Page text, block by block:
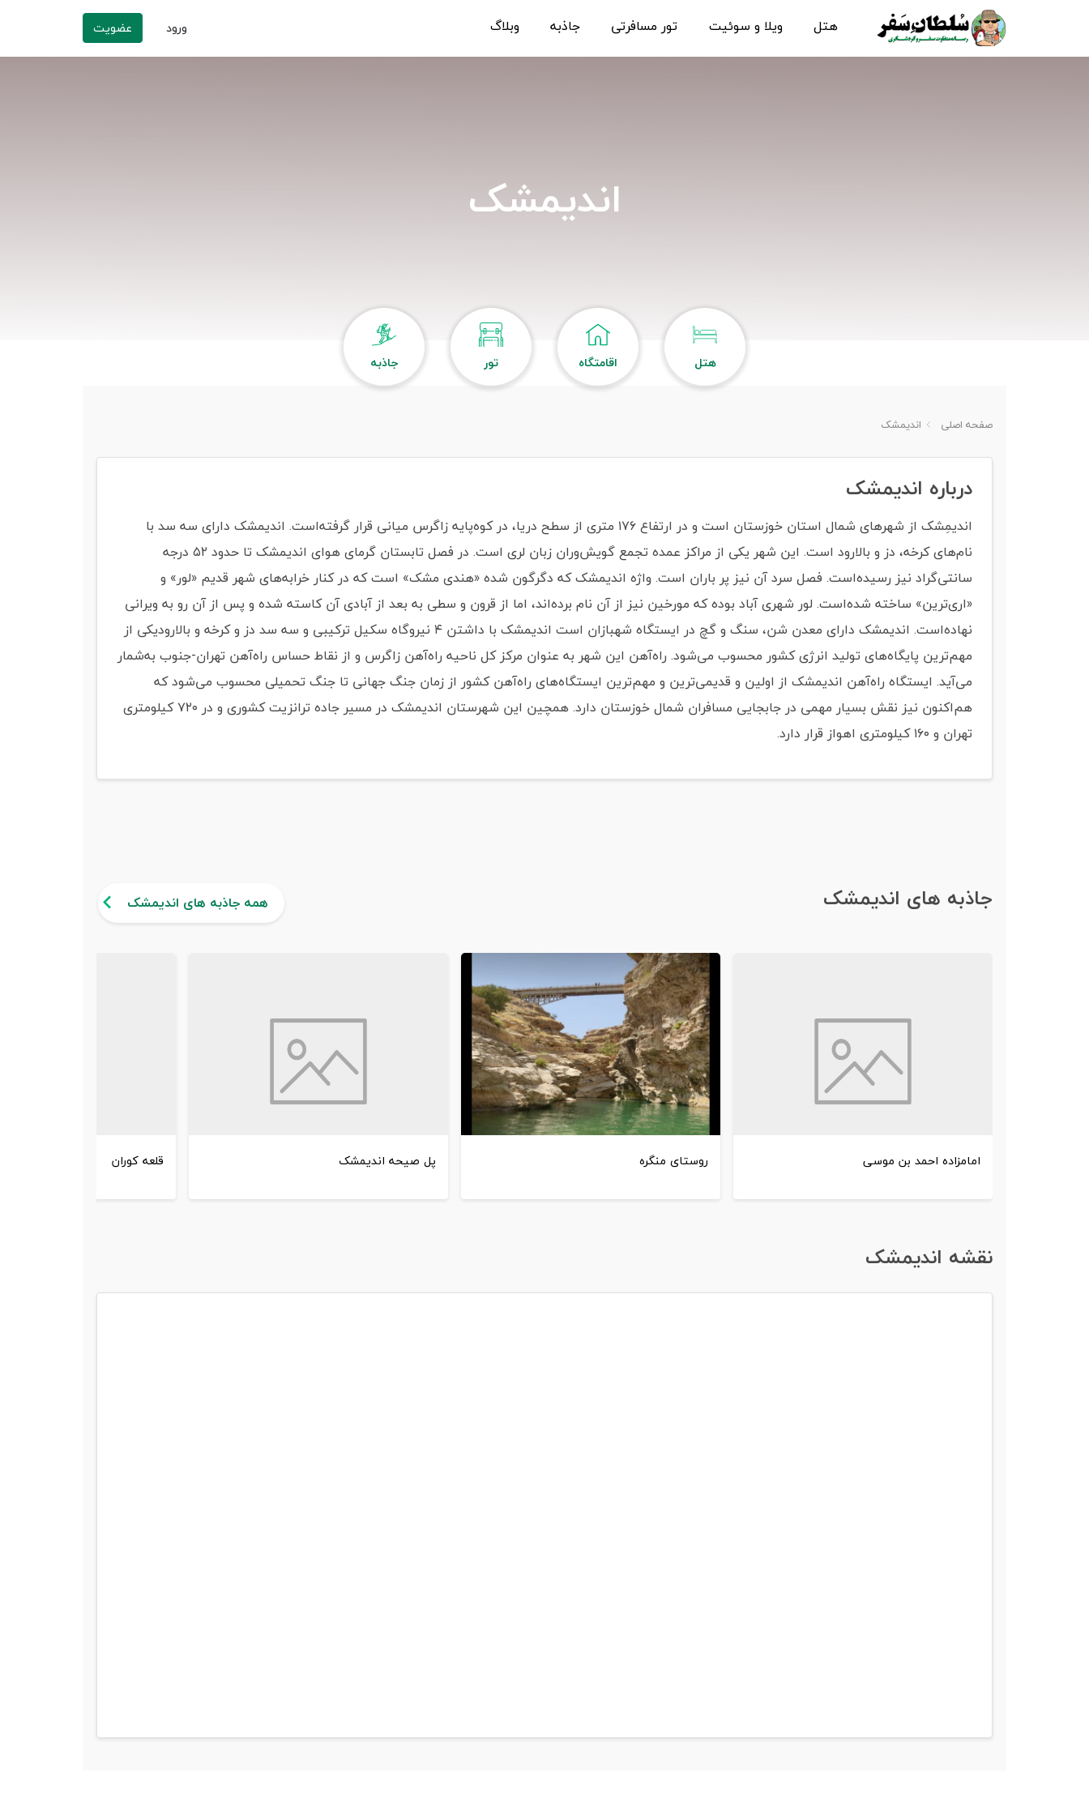
هتل ویلا و سوئیت تور مسافرتی جاذبه وبلاگ ورود عضویت
اندیمشک
هتل اقامتگاه تور جاذبه
صفحه اصلی اندیمشک
درباره اندیمشک
اندیمِشک از شهرهای شمال استان خوزستان است و در ارتفاع ۱۷۶ متری از سطح دریا، در کوه‌پایه زاگرس میانی قرار گرفته‌است. اندیمشک دارای سه سد با
نام‌های کرخه، دز و بالارود است. این شهر یکی از مراکز عمده تجمع گویش‌وران زبان لری است. در فصل تابستان گرمای هوای اندیمشک تا حدود ۵۲ درجه
سانتی‌گراد نیز رسیده‌است. فصل سرد آن نیز پر باران است. واژه اندیمشک که دگرگون شده «هندی مشک» است که در کنار خرابه‌های شهر قدیم «لور» و
«اری‌ترین» ساخته شده‌است. لور شهری آباد بوده که مورخین نیز از آن نام برده‌اند، اما از قرون و سطی به بعد از آبادی آن کاسته شده و پس از آن رو به ویرانی
نهاده‌است. اندیمشک دارای معدن شن، سنگ و گچ در ایستگاه شهبازان است اندیمشک با داشتن ۴ نیروگاه سکیل ترکیبی و سه سد دز و کرخه و بالارودیکی از
مهم‌ترین پایگاه‌های تولید انرژی کشور محسوب می‌شود. راه‌آهن این شهر به عنوان مرکز کل ناحیه راه‌آهن زاگرس و از نقاط حساس راه‌آهن تهران-جنوب به‌شمار
می‌آید. ایستگاه راه‌آهن اندیمشک از اولین و قدیمی‌ترین و مهم‌ترین ایستگاه‌های راه‌آهن کشور از زمان جنگ جهانی تا جنگ تحمیلی محسوب می‌شود که
هم‌اکنون نیز نقش بسیار مهمی در جابجایی مسافران شمال خوزستان دارد. همچین این شهرستان اندیمشک در مسیر جاده ترانزیت کشوری و در ۷۲۰ کیلومتری
تهران و ۱۶۰ کیلومتری اهواز قرار دارد.
جاذبه های اندیمشک همه جاذبه های اندیمشک
امامزاده احمد بن موسی روستای منگره پل صیحه اندیمشک قلعه کوران
نقشه اندیمشک